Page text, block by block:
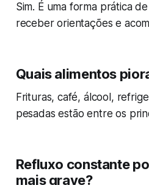
Sim. É uma forma prática
receber orientações e
Quais alimentos
Frituras, café, álcool,
pesadas estão entre os
Refluxo constante
mais grave?